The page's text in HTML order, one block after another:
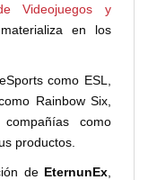
Videojuegos y
en los
como ESL,
Rainbow Six,
como
productos.
de EternunEx,